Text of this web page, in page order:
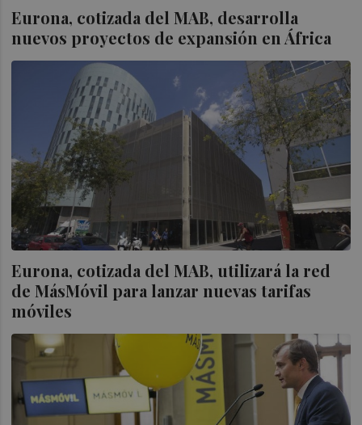
Eurona, cotizada del MAB, desarrolla
nuevos proyectos de expansión en África
Eurona, cotizada del MAB, utilizará la red
de MásMóvil para lanzar nuevas tarifas
móviles